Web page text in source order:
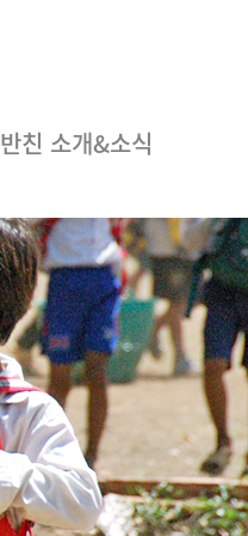
반친 소개&소식